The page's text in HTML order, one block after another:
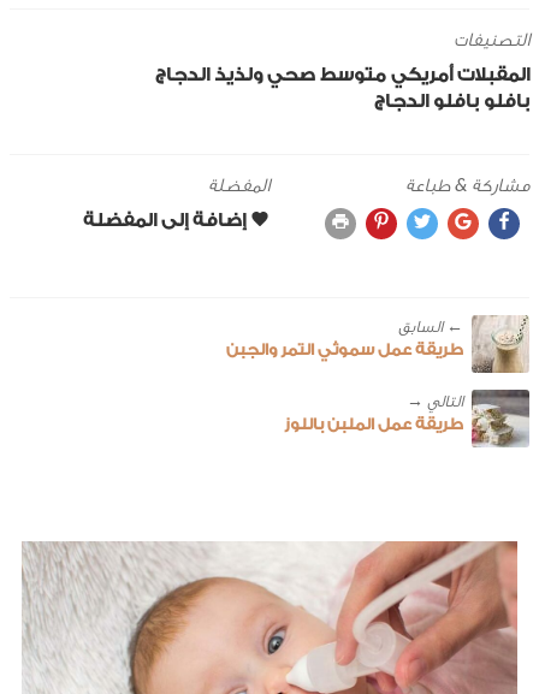
التصنيفات
المقبلات أمريكي متوسط صحي ولذيذ الدجاج
بافلو بافلو الدجاج
مشاركة & طباعة المفضلة
← ‎السابق
طريقة عمل سموثي التمر والجبن
طريقة عمل الملبن باللوز